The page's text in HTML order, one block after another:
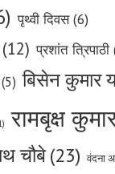
पृथ्वी दिवस (6)
(12) प्रशांत त्रिपाठी
(5) बिसेन कुमार
रामबृक्ष
चौबे(23) वंदना